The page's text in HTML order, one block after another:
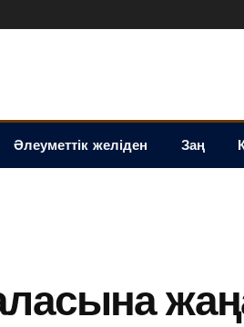
Әлеуметтік желіден Заң